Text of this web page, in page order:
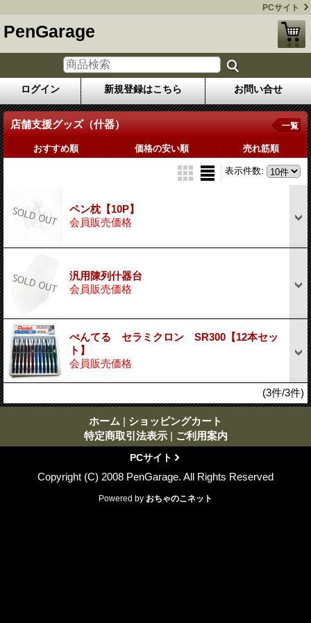
PCサイト
PenGarage
ログイン 新規登録はこちら お問い合せ
店舗支援グッズ（什器） 一覧
おすすめ順 価格の安い順 売れ筋順
表示件数:
ペン枕【10P】
会員販売価格
汎用陳列什器台
会員販売価格
ぺんてる セラミクロン SR300【12本セッ
ト】
会員販売価格
(3件/3件)
ホーム | ショッピングカート
特定商取引法表示 | ご利用案内
PCサイト
Copyright (C) 2008 PenGarage. All Rights Reserved
Powered by おちゃのこネット